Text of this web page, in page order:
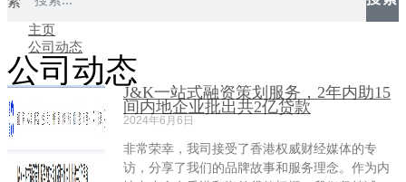
主页
公司动态
公司动态
J&K一站式融资策划服务，2年内助15
间内地企业批出共2亿贷款
2024年6月6日
非常荣幸，我司接受了香港权威财经媒体的专
访，分享了我们的品牌故事和服务理念。作为内